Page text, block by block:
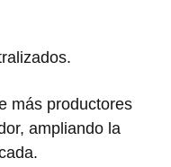
más productores
ampliando la